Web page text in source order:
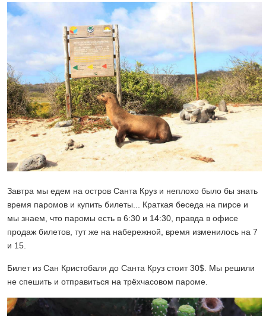
Завтра мы едем на остров Санта Круз и неплохо было бы знать
время паромов и купить билеты... Краткая беседа на пирсе и
мы знаем, что паромы есть в 6:30 и 14:30, правда в офисе
продаж билетов, тут же на набережной, время изменилось на 7
и 15.
Билет из Сан Кристобаля до Санта Круз стоит 30$. Мы решили
не спешить и отправиться на трёхчасовом пароме.